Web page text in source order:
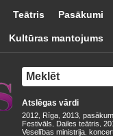
Teātris Pasākumi
Kultūras mantojums
Atslēgas vārdi
2012 Rīga 2013
Festivāls Dailes teātris
Veselības ministrija